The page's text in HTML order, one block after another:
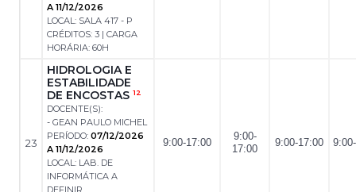
A 11/12/2026
LOCAL: SALA 417 - P
CRÉDITOS: 3 | CARGA
HORÁRIA: 60H
23
HIDROLOGIA E
ESTABILIDADE
DE ENCOSTAS 12
DOCENTE(S):
- GEAN PAULO MICHEL
PERÍODO: 07/12/2026
A 11/12/2026
LOCAL: LAB. DE
INFORMÁTICA A
DEFINIR
9:00-17:00
9:00-
17:00
9:00-17:00